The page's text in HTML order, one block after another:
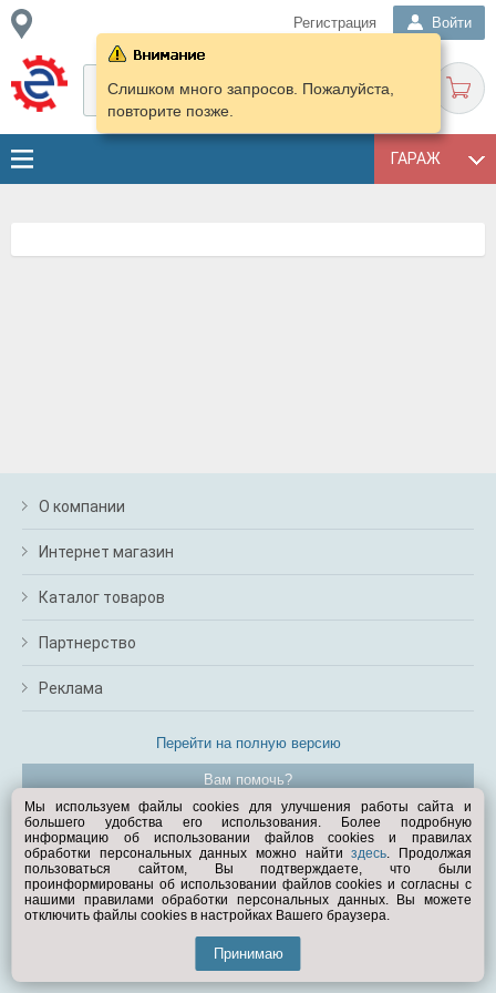
Регистрация Войти
ГАРАЖ
Слишком много запросов. Пожалуйста,
повторите позже.
О компании
Интернет магазин
Каталог товаров
Партнерство
Реклама
Перейти на полную версию
Вам помочь?
© Exist.ru 1998—2026
Мы используем файлы cookies для улучшения работы сайта и
большего удобства его использования. Более подробную
информацию об использовании файлов cookies и правилах
обработки персональных данных можно найтиздесь. Продолжая
пользоваться сайтом, Вы подтверждаете, что были
проинформированы об использовании файлов cookies и согласны с
нашими правилами обработки персональных данных. Вы можете
отключить файлы cookies в настройках Вашего браузера.
Принимаю